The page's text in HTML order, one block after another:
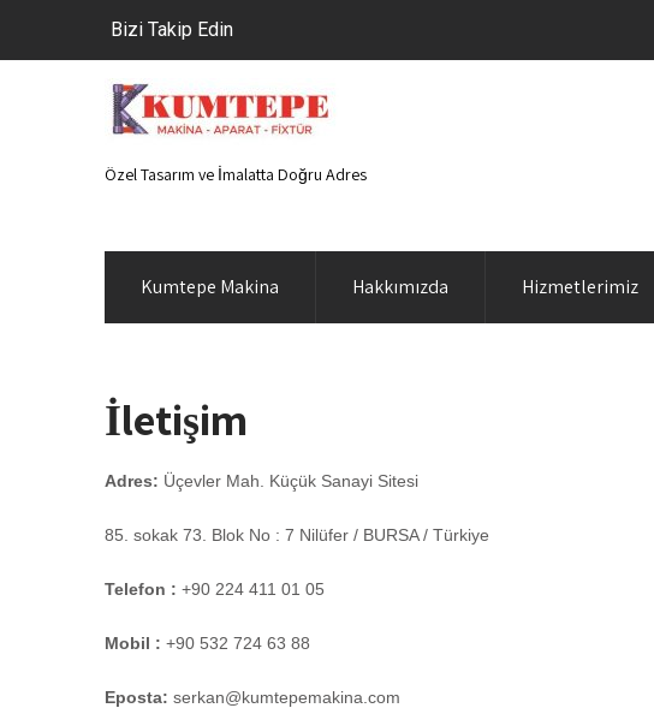
Bizi Takip Edin
Özel Tasarım ve İmalatta Doğru Adres
Kumtepe Makina Hakkımızda Hizmetlerimiz
İletişim
Adres: Üçevler Mah. Küçük Sanayi Sitesi
85. sokak 73. Blok No : 7 Nilüfer / BURSA / Türkiye
Telefon : +90 224 411 01 05
Mobil : +90 532 724 63 88
Eposta: serkan@kumtepemakina.com